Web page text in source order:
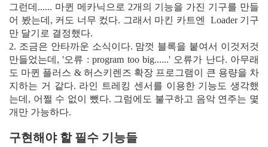
그런데...... 마퀸 메카닉으로 2개의 기능을 가진 기구를 만들
어 봤는데, 커도 너무 컸다. 그래서 마킨 카트엔 Loader 기구
만 달기로 결정했다.
2. 조금은 안타까운 소식이다. 맘껏 블록을 붙여서 이것저것
만들었는데, '오류 : program too big......' 오류가 난다. 아무래
도 마퀸 플러스 & 허스키렌즈 확장 프로그램이 큰 용량을 차
지하는 거 같다. 라인 트레킹 센서를 이용한 기능도 생각했
는데, 어쩔 수 없이 뺐다. 그럼에도 불구하고 음악 연주는 몇
개만 가능하다.
구현해야 할 필수 기능들